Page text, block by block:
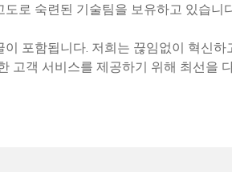
로 숙련된 기술팀을 보유하고 있습니
포함됩니다. 저희는 끊임없이 혁신
고객 서비스를 제공하기 위해 최선을